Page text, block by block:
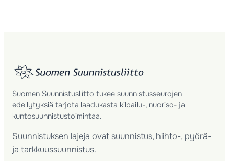
Suomen Suunnistusliitto tukee suunnistusseurojen
edellytyksiä tarjota laadukasta kilpailu-, nuoriso- ja
kuntosuunnistustoimintaa.
Suunnistuksen lajeja ovat suunnistus, hiihto-, pyörä-
ja tarkkuussuunnistus.